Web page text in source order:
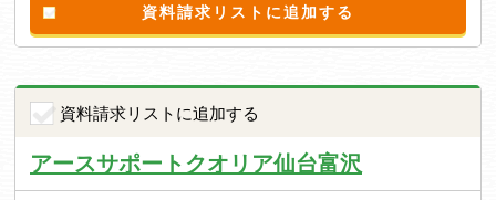
資料請求リストに追加する
資料請求リストに追加する
アースサポートクオリア仙台富沢